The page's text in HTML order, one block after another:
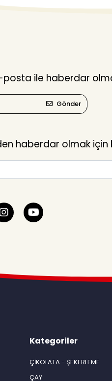
ile haberdar
Gönder
haberdar olmak için
Kategoriler
ÇİKOLATA - ŞEKERLEME
ÇAY